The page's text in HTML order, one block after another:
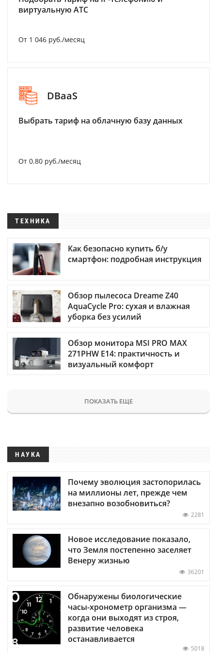
виртуальную АТС
От 1 046 руб./месяц
DBaaS
Выбрать тариф на облачную базу данных
От 0.80 руб./месяц
ТЕХНИКА
Как безопасно купить б/у
смартфон: подробная инструкция
Обзор пылесоса Dreame Z40
AquaCycle Pro: сухая и влажная
уборка без усилий
Обзор монитора MSI PRO MAX
271PHW E14: практичность и
визуальный комфорт
ПОКАЗАТЬ ЕЩЕ
НАУКА
Почему эволюция застопорилась
на миллионы лет, прежде чем
внезапно возобновиться?
2281
Новое исследование показало,
что Земля постепенно заселяет
Венеру жизнью
36201
Обнаружены биологические
часы-хронометр организма —
когда они выходят из строя,
развитие человека
останавливается
5018